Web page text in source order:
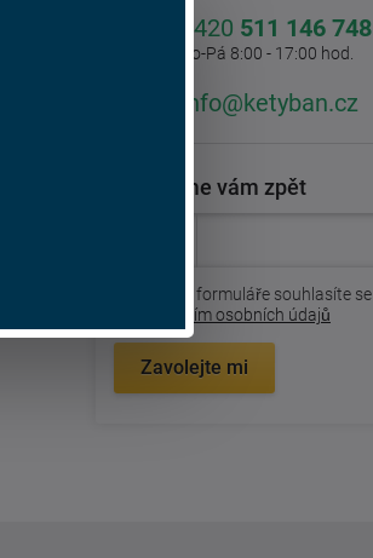
+420 511 146 748
Po-Pá 8:00 - 17:00 hod.
info@ketyban.cz
Zavoláme vám zpět
Odesláním formuláře souhlasíte se
zpracovaním osobních údajů
Zavolejte mi